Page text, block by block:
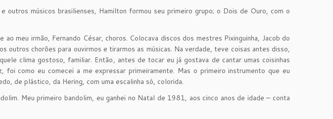
outros músicos brasilienses, Hamilton formou seu primeiro grupo; o Dois de Ouro, com o
ao meu irmão, Fernando César, choros. Colocava discos dos mestres Pixinguinha, Jacob do
outros chorões para ouvirmos e tirarmos as músicas. Na verdade, teve coisas antes disso,
clima gostoso, familiar. Então, antes de tocar eu já gostava de cantar umas coisinhas
foi como eu comecei a me expressar primeiramente. Mas o primeiro instrumento que eu
de plástico, da Hering, com uma escalinha só, colorida.
Meu primeiro bandolim, eu ganhei no Natal de 1981, aos cinco anos de idade – conta